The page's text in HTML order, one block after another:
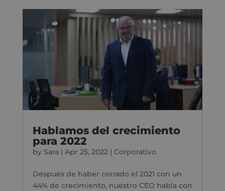
Hablamos del crecimiento
para 2022
by Sara | Apr 25, 2022| Corporativo
Después de haber cerrado el 2021 con un
44% de crecimiento, nuestro CEO habla con